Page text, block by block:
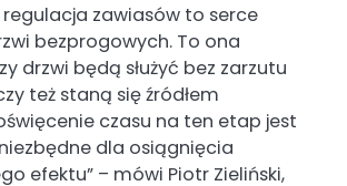
regulacja zawiasów to serce
bezprogowych. To ona
drzwi będą służyć bez zarzutu
też staną się źródłem
czasu na ten etap jest
dla osiągnięcia
efektu” – mówi Piotr Zieliński,